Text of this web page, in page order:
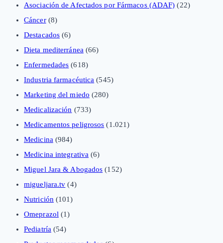
Asociación de Afectados por Fármacos (ADAF) (22)
Cáncer(8)
Destacados (6)
Dieta mediterránea(66)
Enfermedades (618)
Industria farmacéutica (545)
Marketing del miedo (280)
Medicalización (733)
Medicamentos peligrosos (1.021)
Medicina(984)
Medicina integrativa (6)
Miguel Jara & Abogados (152)
migueljara.tv (4)
Nutrición(101)
Omeprazol(1)
Pediatría(54)